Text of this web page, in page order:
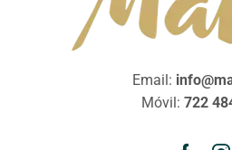
Email:
Móvil: 722